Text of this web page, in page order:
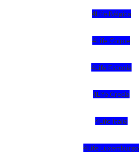
4Life Bélgica
4Life Chipre
4Life Estonia
4Life Crecia
4Life Italia
4Life Luxemburgo